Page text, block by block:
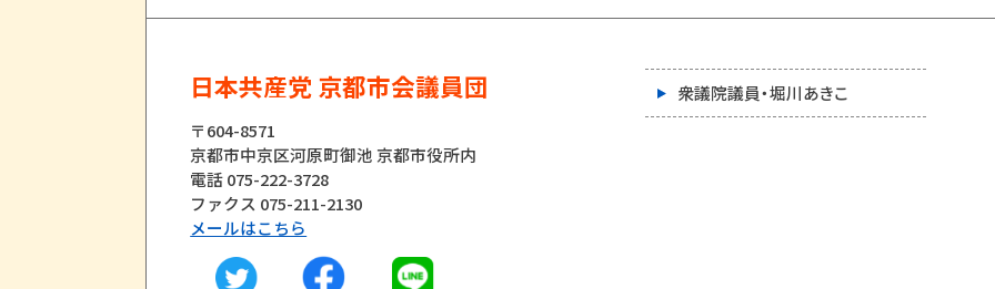
日本共産党 京都市会議員団
〒604-8571
京都市中京区河原町御池 京都市役所内
電話 075-222-3728
ファクス 075-211-2130
メールはこちら
衆議院議員・堀川あきこ